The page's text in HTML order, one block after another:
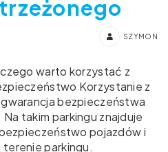
SZYMON
warto korzystać z
Korzystanie z
bezpieczeństwa
takim parkingu znajduje
pojazdów i
parkingu.